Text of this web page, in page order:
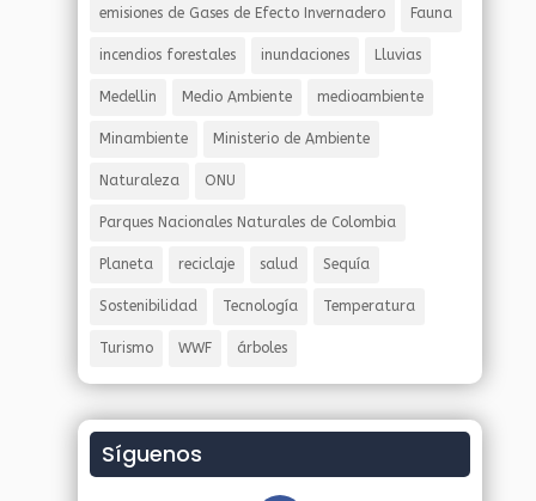
emisiones de Gases de Efecto Invernadero Fauna
incendios forestales inundaciones Lluvias
Medellin Medio Ambiente medioambiente
Minambiente Ministerio de Ambiente
Naturaleza ONU
Parques Nacionales Naturales de Colombia
Planeta reciclaje salud Sequía
Sostenibilidad Tecnología Temperatura
Turismo WWF árboles
Síguenos